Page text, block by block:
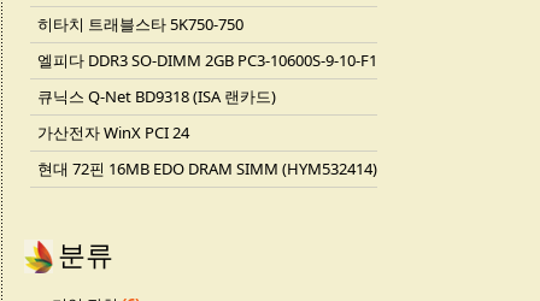
히타치 트래블스타 5K750-750
엘피다 DDR3 SO-DIMM 2GB PC3-10600S-9-10-F1
큐닉스 Q-Net BD9318 (ISA 랜카드)
가산전자 WinX PCI 24
현대 72핀 16MB EDO DRAM SIMM (HYM532414)
분류